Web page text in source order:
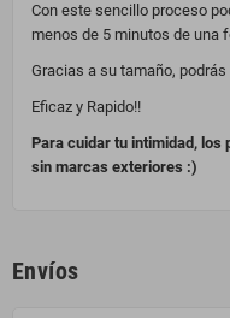
Con este sencillo proceso
menos de 5 minutos de una
Gracias a su tamaño,
Eficaz y Rapido!!
Para cuidar tu intimidad, los
sin marcas exteriores :)
Envíos